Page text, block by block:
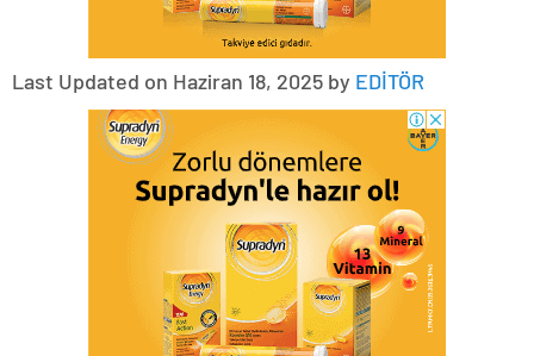
Last Updated on Haziran 18, 2025 by EDİTÖR